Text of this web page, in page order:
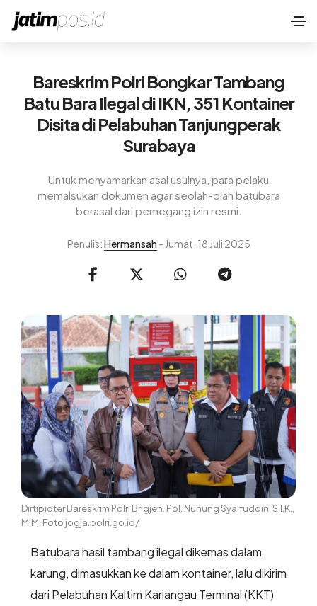
Bareskrim Polri Bongkar Tambang
Batu Bara Ilegal di IKN, 351 Kontainer
Disita di Pelabuhan Tanjungperak
Surabaya
Untuk menyamarkan asal usulnya, para pelaku
memalsukan dokumen agar seolah-olah batubara
berasal dari pemegang izin resmi.
Penulis:Hermansah - Jumat, 18 Juli 2025
Dirtipidter Bareskrim Polri Brigjen. Pol. Nunung Syaifuddin, S.I.K.,
M.M. Foto jogja.polri.go.id/
Batubara hasil tambang ilegal dikemas dalam
karung, dimasukkan ke dalam kontainer, lalu dikirim
dari Pelabuhan Kaltim Kariangau Terminal (KKT)